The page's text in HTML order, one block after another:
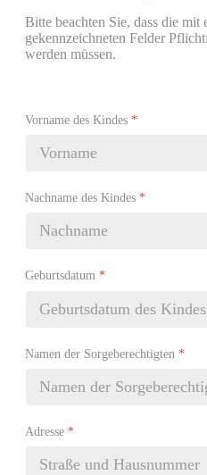
Bitte beachten Sie, dass die mit
gekennzeichneten Felder
werden müssen.
Vorname des Kindes *
Nachname des Kindes *
Geburtsdatum *
Namen der Sorgeberechtigten *
Adresse *